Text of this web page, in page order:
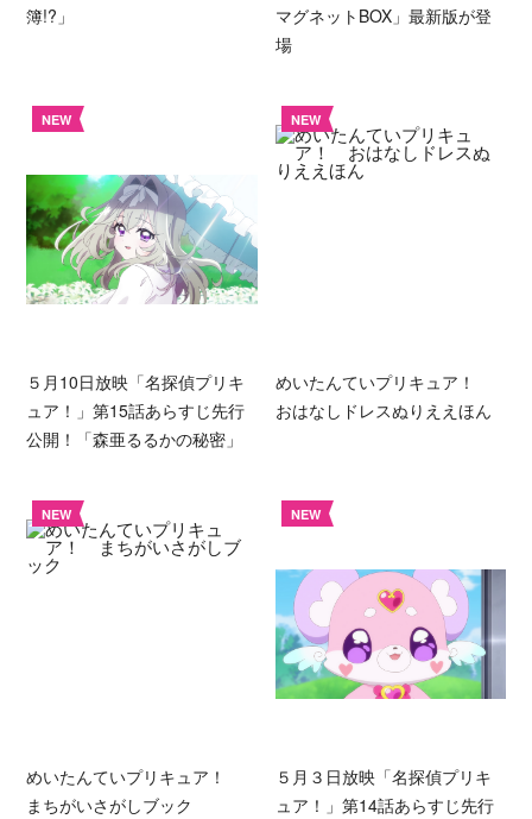
簿!?」
マグネットBOX」最新版が登
場
NEW
５月10日放映「名探偵プリキ
ュア！」第15話あらすじ先行
公開！「森亜るるかの秘密」
NEW
めいたんていプリキュア！
おはなしドレスぬりええほん
NEW
めいたんていプリキュア！
まちがいさがしブック
NEW
５月３日放映「名探偵プリキ
ュア！」第14話あらすじ先行